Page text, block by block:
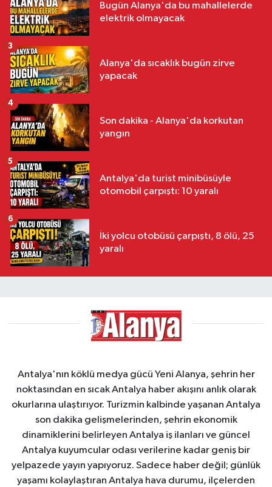
Bugün Alanya'da bu mahallelerde
elektrik olmayacak
Alanya'da sıcaklık bugün zirve
yapacak
3
Son dakika - Alanya'da korkutan
yangın
4
Antalya'da turist minibüsüyle
otomobil çarpıştı: 10 yaralı
5
İki yolcu otobüsü çarpıştı, 8 ölü, 25
yaralı
6
Antalya'nın köklü medya gücü Yeni Alanya, şehrin her
noktasından en sıcak Antalya haber akışını anlık olarak
okurlarına ulaştırıyor. Turizmin kalbinde yaşanan Antalya
son dakika gelişmelerinden, şehrin ekonomik
dinamiklerini belirleyen Antalya iş ilanları ve güncel
Antalya kuyumcular odası verilerine kadar geniş bir
yelpazede yayın yapıyoruz. Sadece haber değil; günlük
yaşamı kolaylaştıran Antalya hava durumu, ilçelerden